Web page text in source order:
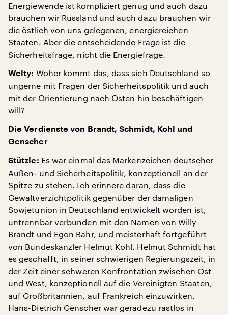
Energiewende ist kompliziert genug und auch dazu
brauchen wir Russland und auch dazu brauchen wir
die östlich von uns gelegenen, energiereichen
Staaten. Aber die entscheidende Frage ist die
Sicherheitsfrage, nicht die Energiefrage.
Welty: Woher kommt das, dass sich Deutschland so
ungerne mit Fragen der Sicherheitspolitik und auch
mit der Orientierung nach Osten hin beschäftigen
will?
Die Verdienste von Brandt, Schmidt, Kohl und
Genscher
Stützle: Es war einmal das Markenzeichen deutscher
Außen- und Sicherheitspolitik, konzeptionell an der
Spitze zu stehen. Ich erinnere daran, dass die
Gewaltverzichtpolitik gegenüber der damaligen
Sowjetunion in Deutschland entwickelt worden ist,
untrennbar verbunden mit den Namen von Willy
Brandt und Egon Bahr, und meisterhaft fortgeführt
von Bundeskanzler Helmut Kohl. Helmut Schmidt hat
es geschafft, in seiner schwierigen Regierungszeit, in
der Zeit einer schweren Konfrontation zwischen Ost
und West, konzeptionell auf die Vereinigten Staaten,
auf Großbritannien, auf Frankreich einzuwirken,
Hans-Dietrich Genscher war geradezu rastlos in